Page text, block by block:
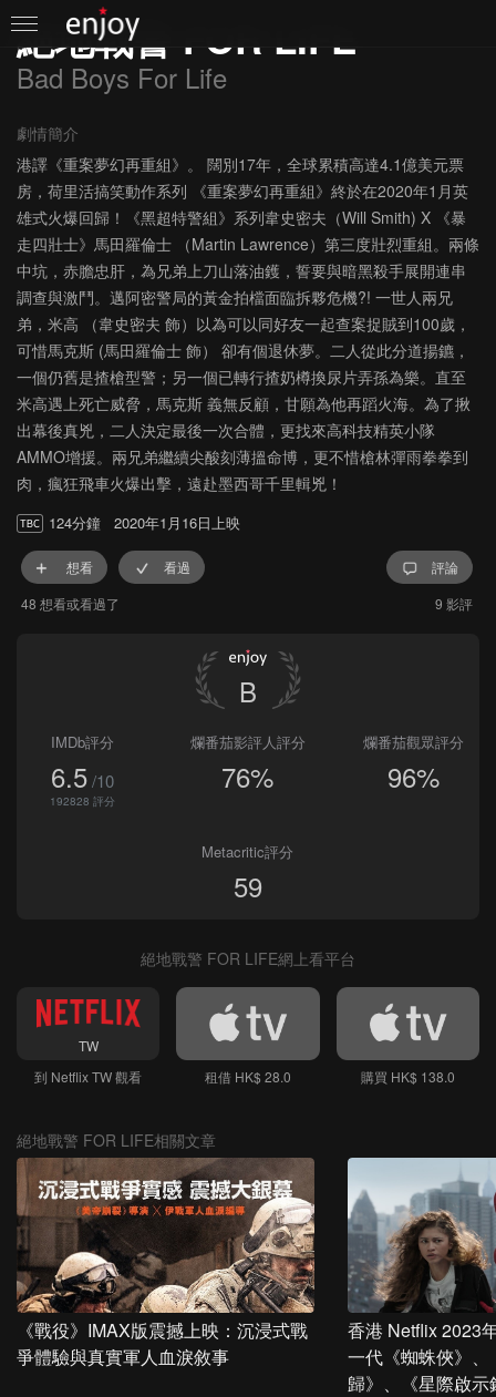
絕地戰警 FOR LIFE
Bad Boys For Life
劇情簡介
港譯《重案夢幻再重組》。 闊別17年，全球累積高達4.1億美元票
房，荷里活搞笑動作系列 《重案夢幻再重組》終於在2020年1月英
雄式火爆回歸！《黑超特警組》系列韋史密夫（Will Smith) X 《暴
走四壯士》馬田羅倫士 （Martin Lawrence）第三度壯烈重組。兩條
中坑，赤膽忠肝，為兄弟上刀山落油鑊，誓要與暗黑殺手展開連串
調查與激鬥。邁阿密警局的黃金拍檔面臨拆夥危機?! 一世人兩兄
弟，米高 （韋史密夫 飾）以為可以同好友一起查案捉賊到100歲，
可惜馬克斯 (馬田羅倫士 飾） 卻有個退休夢。二人從此分道揚鑣，
一個仍舊是揸槍型警；另一個已轉行揸奶樽換尿片弄孫為樂。直至
米高遇上死亡威脅，馬克斯 義無反顧，甘願為他再蹈火海。為了揪
出幕後真兇，二人決定最後一次合體，更找來高科技精英小隊
AMMO增援。兩兄弟繼續尖酸刻薄搵命博，更不惜槍林彈雨拳拳到
肉，瘋狂飛車火爆出擊，遠赴墨西哥千里輯兇！
124分鐘 2020年1月16日上映
想看 看過
評論
48 想看或看過了
9 影評
B
IMDb評分
6.5/10
192828 評分
爛番茄影評人評分
76%
爛番茄觀眾評分
96%
Metacritic評分
59
絕地戰警 FOR LIFE網上看平台
TW
到 Netflix TW 觀看
租借 HK$ 28.0 購買 HK$ 138.0
絕地戰警 FOR LIFE相關文章
《戰役》IMAX版震撼上映：沉浸式戰
爭體驗與真實軍人血淚敘事
香港 Netflix 2023
一代《蜘蛛俠》
歸》、《星際啟示